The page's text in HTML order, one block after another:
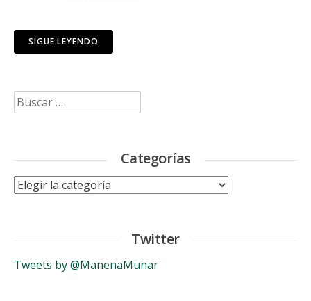
SIGUE LEYENDO
Buscar:
Categorías
Categorías
Twitter
Tweets by @ManenaMunar